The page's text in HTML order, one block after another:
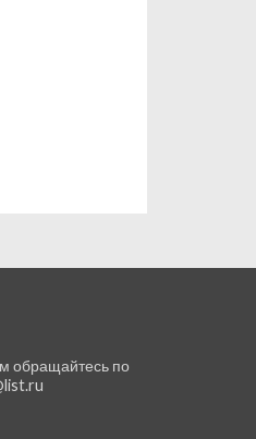
обращайтесь по